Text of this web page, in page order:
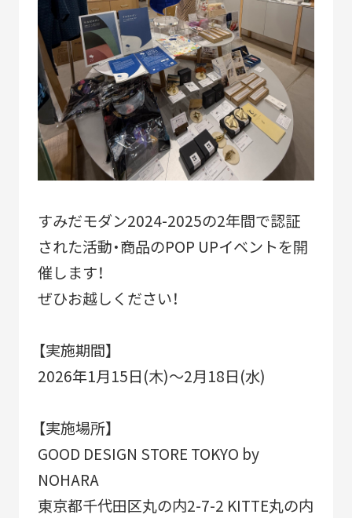
すみだモダンブルーパートナー
2021-
STORIES
SUSTAINABLE
持続可能性
VISION
構想
HISTORY
すみだモダン2024-2025の2年間で認証
された活動・商品のPOP UPイベントを開
催します！
ぜひお越しください！
【実施期間】
2026年1月15日(木)～2月18日(水)
【実施場所】
GOOD DESIGN STORE TOKYO by
NOHARA
東京都千代田区丸の内2-7-2 KITTE丸の内